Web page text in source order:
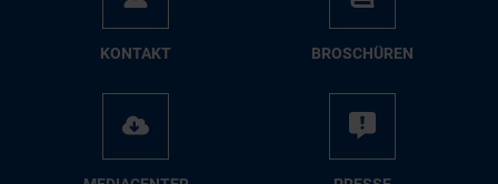
KON­TAKT BRO­SCHÜ­REN